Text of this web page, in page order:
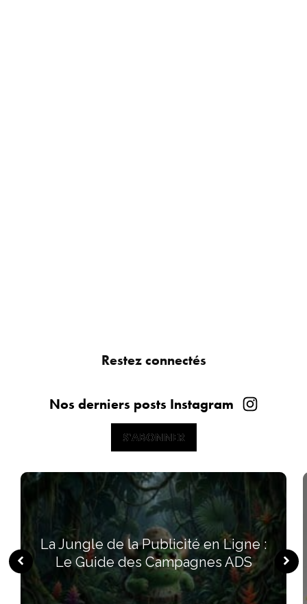
Restez connectés
Nos derniers posts Instagram
S'ABONNER
S'ABONNER
La Jungle de la Publicité en Ligne :
Le Guide des Campagnes ADS